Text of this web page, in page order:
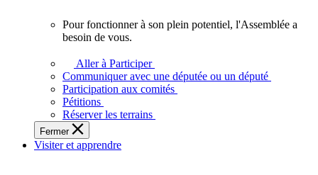
plein
potentiel,
l'Assemblée
a
besoin
de
Pour fonctionner à son plein potentiel, l'Assemblée a
besoin de vous.
Aller à Participer
Communiquer avec une députée ou un député
Participation aux comités
Pétitions
Réserver les terrains
Fermer
Visiter et apprendre